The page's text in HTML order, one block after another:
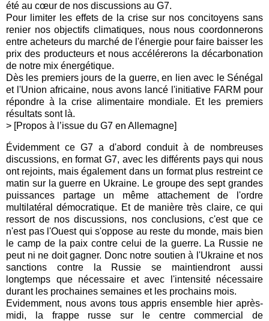
été au cœur de nos discussions au G7.
Pour limiter les effets de la crise sur nos concitoyens sans
renier nos objectifs climatiques, nous nous coordonnerons
entre acheteurs du marché de l'énergie pour faire baisser les
prix des producteurs et nous accélérerons la décarbonation
de notre mix énergétique.
Dès les premiers jours de la guerre, en lien avec le Sénégal
et l'Union africaine, nous avons lancé l'initiative FARM pour
répondre à la crise alimentaire mondiale. Et les premiers
résultats sont là.
> [Propos à l’issue du G7 en Allemagne]
Évidemment ce G7 a d'abord conduit à de nombreuses
discussions, en format G7, avec les différents pays qui nous
ont rejoints, mais également dans un format plus restreint ce
matin sur la guerre en Ukraine. Le groupe des sept grandes
puissances partage un même attachement de l'ordre
multilatéral démocratique. Et de manière très claire, ce qui
ressort de nos discussions, nos conclusions, c'est que ce
n'est pas l'Ouest qui s'oppose au reste du monde, mais bien
le camp de la paix contre celui de la guerre. La Russie ne
peut ni ne doit gagner. Donc notre soutien à l'Ukraine et nos
sanctions contre la Russie se maintiendront aussi
longtemps que nécessaire et avec l'intensité nécessaire
durant les prochaines semaines et les prochains mois.
Evidemment, nous avons tous appris ensemble hier après-
midi, la frappe russe sur le centre commercial de